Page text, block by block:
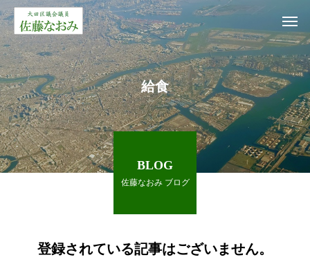
給食
BLOG
佐藤なおみ ブログ
登録されている記事はございません。